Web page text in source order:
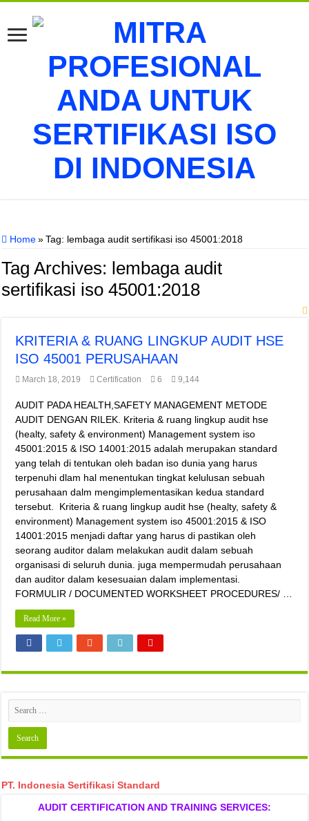
Home » Tag: lembaga audit sertifikasi iso 45001:2018
Tag Archives: lembaga audit
sertifikasi iso 45001:2018
KRITERIA & RUANG LINGKUP AUDIT HSE
ISO 45001 PERUSAHAAN
March 18, 2019 Certification 6 9,144
AUDIT PADA HEALTH,SAFETY MANAGEMENT METODE
AUDIT DENGAN RILEK. Kriteria & ruang lingkup audit hse
(healty, safety & environment) Management system iso
45001:2015 & ISO 14001:2015 adalah merupakan standard
yang telah di tentukan oleh badan iso dunia yang harus
terpenuhi dlam hal menentukan tingkat kelulusan sebuah
perusahaan dalm mengimplementasikan kedua standard
tersebut. Kriteria & ruang lingkup audit hse (healty, safety &
environment) Management system iso 45001:2015 & ISO
14001:2015 menjadi daftar yang harus di pastikan oleh
seorang auditor dalam melakukan audit dalam sebuah
organisasi di seluruh dunia. juga mempermudah perusahaan
dan auditor dalam kesesuaian dalam implementasi.
FORMULIR / DOCUMENTED WORKSHEET PROCEDURES/ …
Read More »
PT. Indonesia Sertifikasi Standard
AUDIT CERTIFICATION AND TRAINING SERVICES: